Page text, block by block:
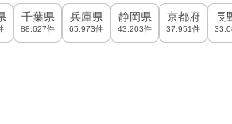
千葉県
88,627件
兵庫県
65,973件
静岡県
43,203件
京都府
37,951件
長